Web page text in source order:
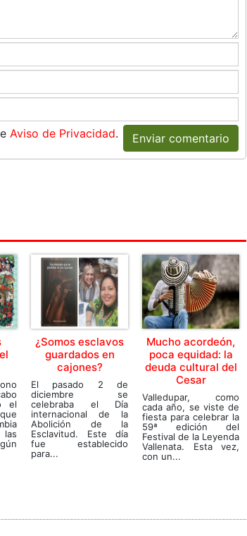
Aviso de Privacidad. Enviar comentario
el
¿Somos esclavos
guardados en
cajones?
El pasado 2 de
diciembre se
celebraba el Día
internacional de la
Abolición de la
Esclavitud. Este día
fue establecido
para...
Mucho acordeón,
poca equidad: la
deuda cultural del
Cesar
Valledupar, como
cada año, se viste de
fiesta para celebrar la
59ª edición del
Festival de la Leyenda
Vallenata. Esta vez,
con un...